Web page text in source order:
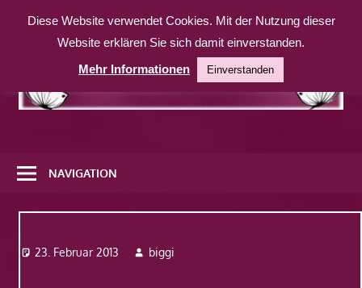
Inhalt
weitere
Website
NAVIGATION
23. Februar 2013 biggi
Diese Website verwendet Cookies. Mit der Nutzung dieser
Website erklären Sie sich damit einverstanden.
Mehr Informationen
Einverstanden